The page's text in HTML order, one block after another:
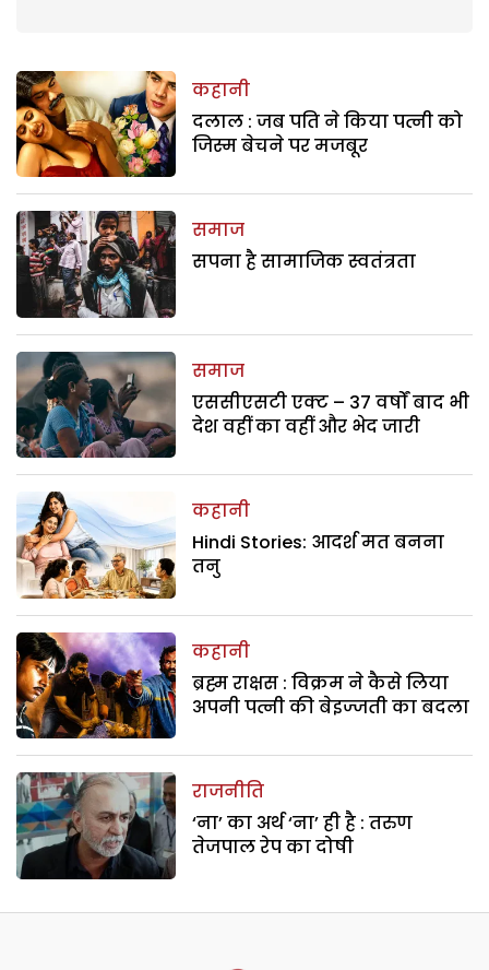
कहानी
दलाल : जब पति ने किया पत्नी को
जिस्म बेचने पर मजबूर
समाज
सपना है सामाजिक स्वतंत्रता
समाज
एससीएसटी एक्ट – 37 वर्षों बाद भी
देश वहीं का वहीं और भेद जारी
कहानी
Hindi Stories: आदर्श मत बनना
तनु
कहानी
ब्रह्म राक्षस : विक्रम ने कैसे लिया
अपनी पत्नी की बेइज्जती का बदला
राजनीति
‘ना’ का अर्थ ‘ना’ ही है : तरुण
तेजपाल रेप का दोषी